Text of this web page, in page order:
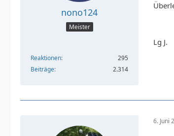
nono124
Meister
Reaktionen
295
Beiträge
2.314
Lg J.
6. Juni